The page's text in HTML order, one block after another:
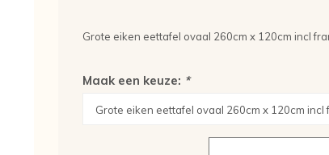
Grote eiken eettafel ovaal 260cm x 120cm incl
Maak een keuze: *